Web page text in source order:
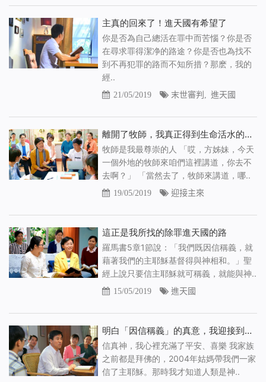
主真的回來了！進天國有希望了
你是否為自己總活在罪中而苦惱？你是否
在尋求罪得潔净的路途？你是否也為找不
到不再犯罪的路而不知所措？那麽，我的
經..
21/05/2019 末世審判 進天國
離開了牧師，我真正得到生命活水的供應
牧師是我最尊崇的人 「哎，方姊妹，今天
一個外地的牧師來咱們這裡講道，你去不
去啊？」 「當然去了，牧師來講道，哪..
19/05/2019 迎接主來
這正是我所找的除罪進天國的路
羅馬書5章1節說：「我們既因信稱義，就
藉著我們的主耶穌基督得與神相和。」聖
經上說只要信主耶穌就可稱義，就能與神..
15/05/2019 進天國
明白「因信稱義」的真意，我迎接到了主的重歸
信真神，我心裡充滿了平安、喜樂 我家族
之前都是拜佛的，2004年姑媽帶我們一家
信了主耶穌。那時我才知道人類是神..